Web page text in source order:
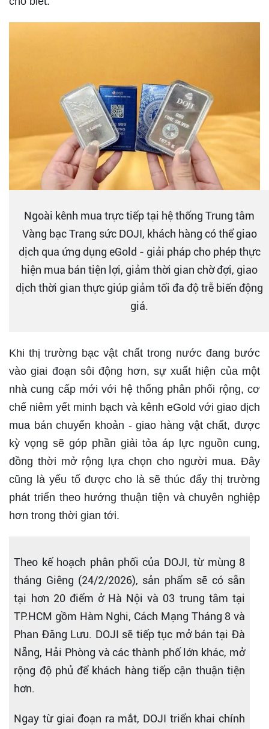
Ngoài kênh mua trực tiếp tại hệ thống Trung tâm
Vàng bạc Trang sức DOJI, khách hàng có thể giao
dịch qua ứng dụng eGold - giải pháp cho phép thực
hiện mua bán tiện lợi, giảm thời gian chờ đợi, giao
dịch thời gian thực giúp giảm tối đa độ trễ biến động
giá.
Khi thị trường bạc vật chất trong nước đang bước
vào giai đoạn sôi động hơn, sự xuất hiện của một
nhà cung cấp mới với hệ thống phân phối rộng, cơ
chế niêm yết minh bạch và kênh eGold với giao dịch
mua bán chuyển khoản - giao hàng vật chất, được
kỳ vọng sẽ góp phần giải tỏa áp lực nguồn cung,
đồng thời mở rộng lựa chọn cho người mua. Đây
cũng là yếu tố được cho là sẽ thúc đẩy thị trường
phát triển theo hướng thuận tiện và chuyên nghiệp
hơn trong thời gian tới.
Theo kế hoạch phân phối của DOJI, từ mùng 8
tháng Giêng (24/2/2026), sản phẩm sẽ có sẵn
tại hơn 20 điểm ở Hà Nội và 03 trung tâm tại
TP.HCM gồm Hàm Nghi, Cách Mạng Tháng 8 và
Phan Đăng Lưu. DOJI sẽ tiếp tục mở bán tại Đà
Nẵng, Hải Phòng và các thành phố lớn khác, mở
rộng độ phủ để khách hàng tiếp cận thuận tiện
hơn.
Ngay từ giai đoạn ra mắt, DOJI triển khai chính